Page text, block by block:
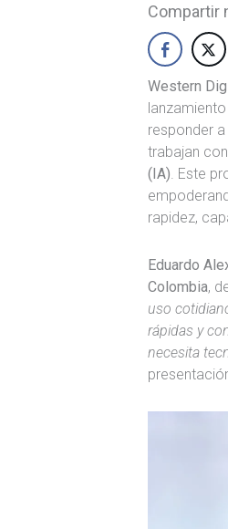
Compartir
Western
responder
trabajan con
(IA). Este
rapidez,
Eduardo
Colombia,
uso
rápidas y
necesita